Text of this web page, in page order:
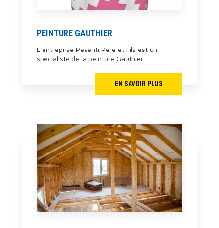
PEINTURE GAUTHIER
L’entreprise Pesenti Père et Fils est un
spécialiste de la peinture Gauthier....
EN SAVOIR PLUS